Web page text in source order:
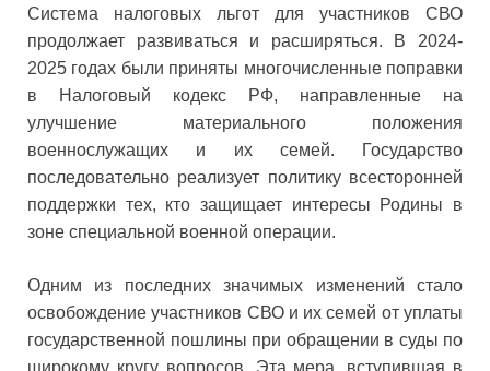
Система налоговых льгот для участников СВО
продолжает развиваться и расширяться. В 2024-
2025 годах были приняты многочисленные поправки
в Налоговый кодекс РФ, направленные на
улучшение материального положения
военнослужащих и их семей. Государство
последовательно реализует политику всесторонней
поддержки тех, кто защищает интересы Родины в
зоне специальной военной операции.
Одним из последних значимых изменений стало
освобождение участников СВО и их семей от уплаты
государственной пошлины при обращении в суды по